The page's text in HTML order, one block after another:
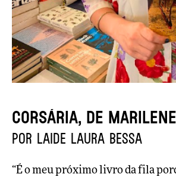
Corsária, de
por Laide Laura Bessa
“É o meu próximo livro da fila